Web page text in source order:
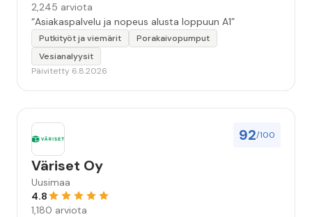
2,245 arviota
“Asiakaspalvelu ja nopeus alusta loppuun A1”
Putkityöt ja viemärit
Porakaivopumput
Vesianalyysit
Päivitetty 6.8.2026
92/100
Väriset Oy
Uusimaa
4.8
1,180 arviota